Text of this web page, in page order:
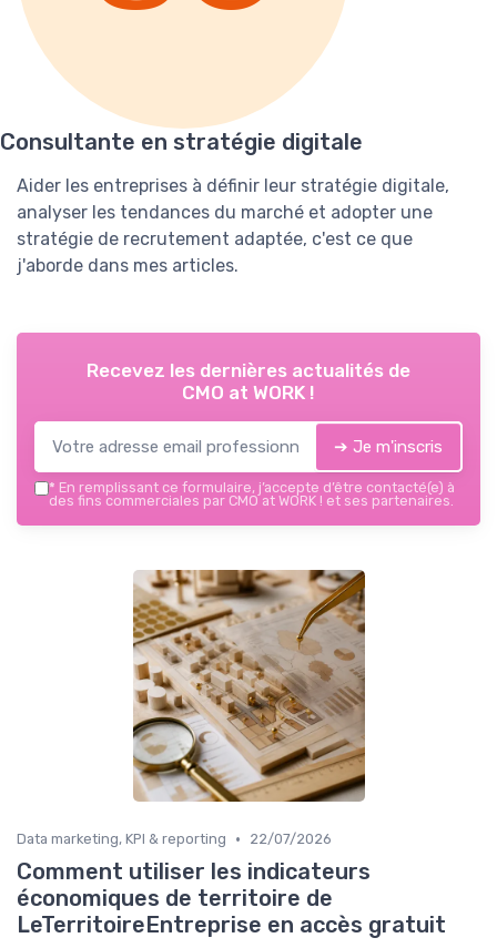
Consultante en stratégie digitale
Aider les entreprises à définir leur stratégie digitale,
analyser les tendances du marché et adopter une
stratégie de recrutement adaptée, c'est ce que
j'aborde dans mes articles.
Recevez les dernières actualités de
CMO at WORK !
➔ Je m'inscris
* En remplissant ce formulaire, j’accepte d’être contacté(e) à
des fins commerciales par CMO at WORK ! et ses partenaires.
Data marketing, KPI & reporting • 22/07/2026
Comment utiliser les indicateurs
économiques de territoire de
LeTerritoireEntreprise en accès gratuit